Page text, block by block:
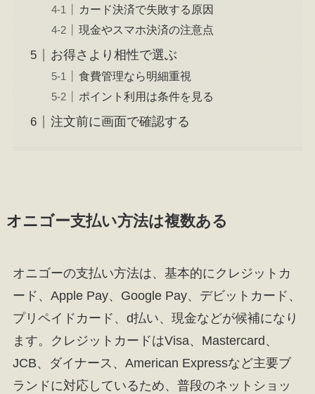
カード決済で失敗する原因
現金やスマホ決済の注意点
お得さより相性で選ぶ
食費管理なら明細重視
ポイント利用は条件を見る
注文前に画面で確認する
オニゴー支払い方法は複数ある
オニゴーの支払い方法は、基本的にクレジットカ
ード、Apple Pay、Google Pay、デビットカード、
プリペイドカード、d払い、現金などが候補になり
ます。クレジットカードはVisa、Mastercard、
JCB、ダイナース、American Expressなど主要ブ
ランドに対応しているため、普段のネットショッ